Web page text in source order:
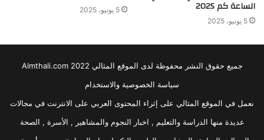
الساعة كم 2025
5 يونيو، 2025
5 يونيو، 2025
جميع حقوق النشر محفوظة لدى الموقع المثالي 2022 Almthali.com
سياسة الخصوصية والاستخدام
نعمل في الموقع المثالي على إثراء المحتوى العربي على الانترنت في مجالات
عديدة منها الدراسة والتعليم , اخبار النجوم والمشاهير , الأسرة , الصحة